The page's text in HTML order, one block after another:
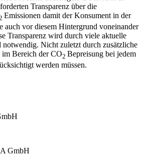
Transparenz über die
Emissionen damit der Konsument in der
auch vor diesem Hintergrund voneinander
Transparenz wird durch viele aktuelle
notwendig. Nicht zuletzt durch zusätzliche
Bereich der CO2 Bepreisung bei jedem
werden müssen.
GmbH